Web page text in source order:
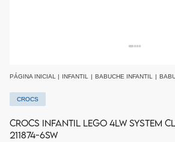
PÁGINA INICIAL | INFANTIL | BABUCHE INFANTIL |
CROCS
CROCS INFANTIL LEGO 4LW SYSTEM
211874-6SW